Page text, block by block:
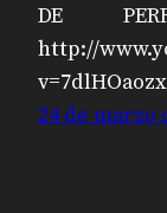
DE
http://
24 de marzo